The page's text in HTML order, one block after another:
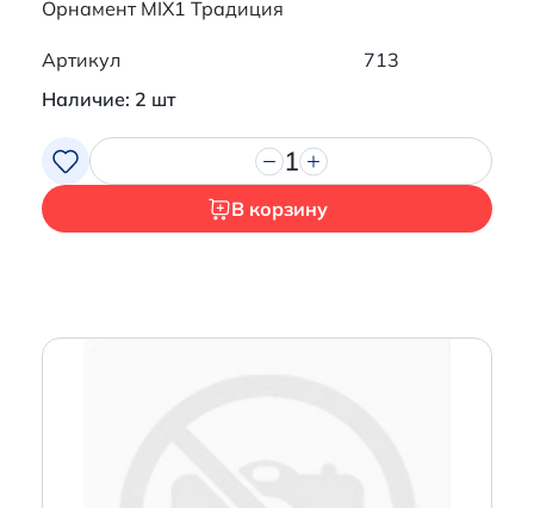
Орнамент MIX1 Традиция
Артикул
713
Наличие: 2 шт
1
В корзину